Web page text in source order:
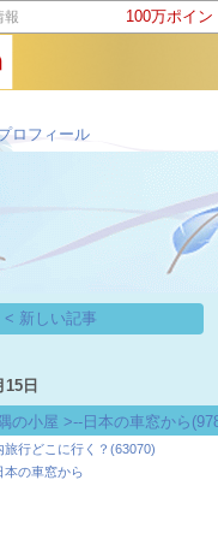
報 100万ポイ
ロフィール
< 新しい記事
15日
の小屋 >--日本の車窓から
旅行どこに行く？(63070)
本の車窓から